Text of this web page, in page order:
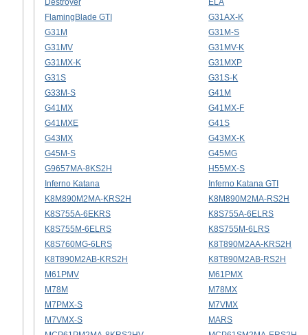
Destroyer
ELA
FlamingBlade GTI
G31AX-K
G31M
G31M-S
G31MV
G31MV-K
G31MX-K
G31MXP
G31S
G31S-K
G33M-S
G41M
G41MX
G41MX-F
G41MXE
G41S
G43MX
G43MX-K
G45M-S
G45MG
G9657MA-8KS2H
H55MX-S
Inferno Katana
Inferno Katana GTI
K8M890M2MA-KRS2H
K8M890M2MA-RS2H
K8S755A-6EKRS
K8S755A-6ELRS
K8S755M-6ELRS
K8S755M-6LRS
K8S760MG-6LRS
K8T890M2AA-KRS2H
K8T890M2AB-KRS2H
K8T890M2AB-RS2H
M61PMV
M61PMX
M78M
M78MX
M7PMX-S
M7VMX
M7VMX-S
MARS